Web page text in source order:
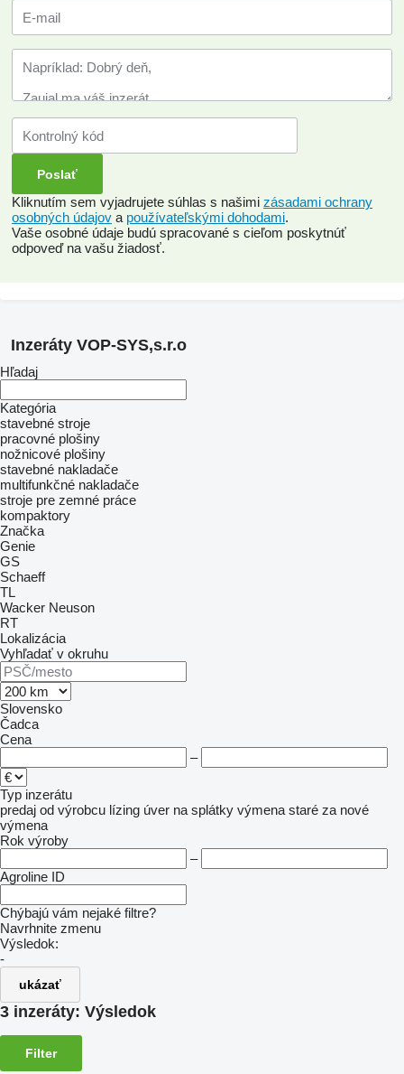
Kliknutím sem vyjadrujete súhlas s našimi zásadami ochrany
osobných údajov a používateľskými dohodami.
Vaše osobné údaje budú spracované s cieľom poskytnúť
odpoveď na vašu žiadosť.
Inzeráty VOP-SYS,s.r.o
Hľadaj
Kategória
stavebné stroje
pracovné plošiny
nožnicové plošiny
stavebné nakladače
multifunkčné nakladače
stroje pre zemné práce
kompaktory
Značka
Genie
GS
Schaeff
TL
Wacker Neuson
RT
Lokalizácia
Vyhľadať v okruhu
Slovensko
Čadca
Cena
–
Typ inzerátu
predaj od výrobcu lízing úver na splátky výmena staré za nové
výmena
Rok výroby
–
Agroline ID
Chýbajú vám nejaké filtre?
Navrhnite zmenu
Výsledok:
-
ukázať
3 inzeráty: Výsledok
Filter